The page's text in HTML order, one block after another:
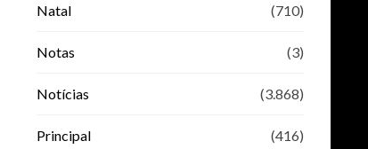
Natal (710)
Notas (3)
Notícias (3.868)
Principal (416)